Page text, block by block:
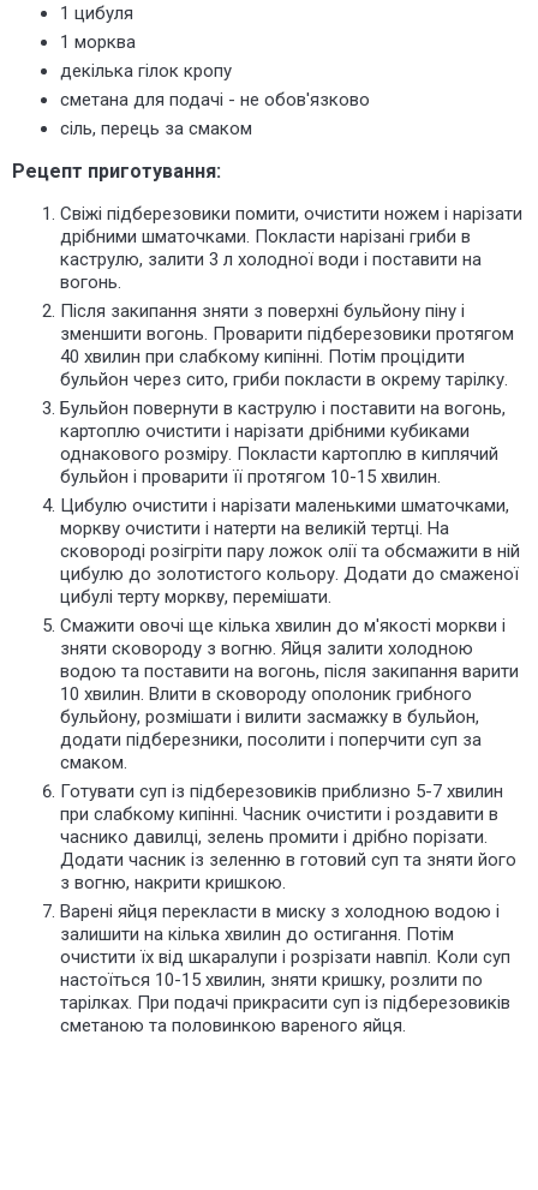
1 цибуля
1 морква
декілька гілок кропу
сметана для подачі - не обов'язково
сіль, перець за смаком
Рецепт приготування:
Свіжі підберезовики помити, очистити ножем і нарізати
дрібними шматочками. Покласти нарізані гриби в
каструлю, залити 3 л холодної води і поставити на
вогонь.
Після закипання зняти з поверхні бульйону піну і
зменшити вогонь. Проварити підберезовики протягом
40 хвилин при слабкому кипінні. Потім процідити
бульйон через сито, гриби покласти в окрему тарілку.
Бульйон повернути в каструлю і поставити на вогонь,
картоплю очистити і нарізати дрібними кубиками
однакового розміру. Покласти картоплю в киплячий
бульйон і проварити її протягом 10-15 хвилин.
Цибулю очистити і нарізати маленькими шматочками,
моркву очистити і натерти на великій тертці. На
сковороді розігріти пару ложок олії та обсмажити в ній
цибулю до золотистого кольору. Додати до смаженої
цибулі терту моркву, перемішати.
Смажити овочі ще кілька хвилин до м'якості моркви і
зняти сковороду з вогню. Яйця залити холодною
водою та поставити на вогонь, після закипання варити
10 хвилин. Влити в сковороду ополоник грибного
бульйону, розмішати і вилити засмажку в бульйон,
додати підберезники, посолити і поперчити суп за
смаком.
Готувати суп із підберезовиків приблизно 5-7 хвилин
при слабкому кипінні. Часник очистити і роздавити в
часнико давилці, зелень промити і дрібно порізати.
Додати часник із зеленню в готовий суп та зняти його
з вогню, накрити кришкою.
Варені яйця перекласти в миску з холодною водою і
залишити на кілька хвилин до остигання. Потім
очистити їх від шкаралупи і розрізати навпіл. Коли суп
настоїться 10-15 хвилин, зняти кришку, розлити по
тарілках. При подачі прикрасити суп із підберезовиків
сметаною та половинкою вареного яйця.